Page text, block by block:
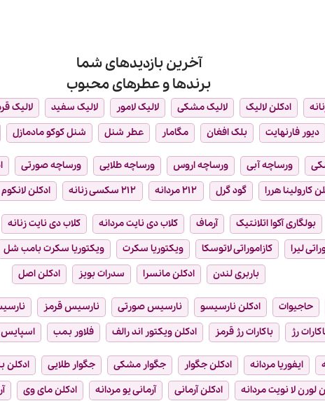
آخرین بازدیدهای شما
برندها و عطرهای محبوب
ادکلن لالیک لالیک مشکی لالیک لامور لالیک سفید لالیک
دیور فارنهایت بلک افغان مگامار عطر شنل شنل کوکو مادمازل
ورساچه آبی ورساچه اروس ورساچه طلایی ورساچه صورتی
کارولینا هررا گود گرل ۲۱۲ مردانه ۲۱۲ سکسی زنانه ادکلن لانکوم
بولگاری آکوا اتلانتیک آرماف کلاب دی نایت مردانه کلاب دی نایت زنانه
لیرا کازاموراتی لاتوسکا ویکتوریا سکرت ویکتوریا سکرت بامب شل
باربری لندن
ادکلن مانسرا سدرات بویز ادکلن اصل
حاجیوات ادکلن نارسیسو نارسیس صورتی نارسیس قرمز
رژ باکارات رژ قرمز ادکلن ویکتور اند رالف فلاور بمب
ایفوریا مردانه ادکلن جگوار جگوار مشکی جگوار طلایی ادکلن
لورن لا نویت مردانه ادکلن آرمانی آرمانی یو مردانه ادکلن مای وی